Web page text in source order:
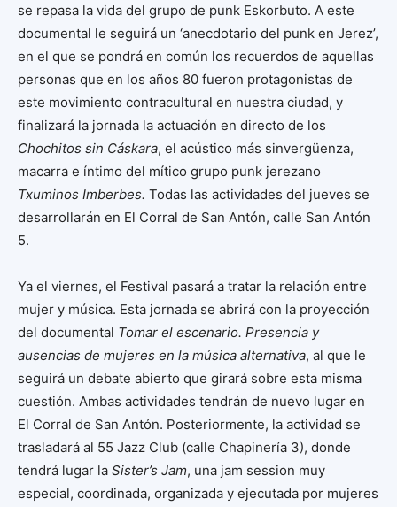
se repasa la vida del grupo de punk Eskorbuto. A este
documental le seguirá un ‘anecdotario del punk en Jerez’,
en el que se pondrá en común los recuerdos de aquellas
personas que en los años 80 fueron protagonistas de
este movimiento contracultural en nuestra ciudad, y
finalizará la jornada la actuación en directo de los
Chochitos sin Cáskara, el acústico más sinvergüenza,
macarra e íntimo del mítico grupo punk jerezano
Txuminos Imberbes. Todas las actividades del jueves se
desarrollarán en El Corral de San Antón, calle San Antón
5.
Ya el viernes, el Festival pasará a tratar la relación entre
mujer y música. Esta jornada se abrirá con la proyección
del documental Tomar el escenario. Presencia y
ausencias de mujeres en la música alternativa, al que le
seguirá un debate abierto que girará sobre esta misma
cuestión. Ambas actividades tendrán de nuevo lugar en
El Corral de San Antón. Posteriormente, la actividad se
trasladará al 55 Jazz Club (calle Chapinería 3), donde
tendrá lugar la Sister’s Jam, una jam session muy
especial, coordinada, organizada y ejecutada por mujeres